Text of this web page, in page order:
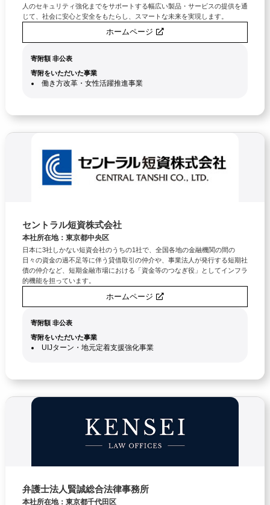
人のセキュリティ強化までをサポートする幅広い製品・サービスの提供を通
じて、社会に安心と安全をもたらし、スマートな未来を実現します。
ホームページ
寄附額 非公表
寄附をいただいた事業
働き方改革・女性活躍推進事業
セントラル短資株式会社
本社所在地：東京都中央区
日本に3社しかない短資会社のうちの1社で、全国各地の金融機関の間の
日々の資金の過不足等に伴う貸借取引の仲介や、事業法人が発行する短期社
債の仲介など、短期金融市場における「資金等のつなぎ役」としてインフラ
的機能を担っています。
ホームページ
寄附額 非公表
寄附をいただいた事業
UIJターン・地元定着支援強化事業
弁護士法人賢誠総合法律事務所
本社所在地：東京都千代田区